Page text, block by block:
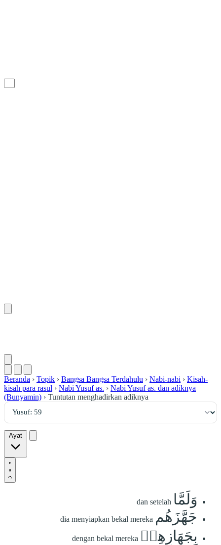
Beranda › Topik › Bangsa Bangsa Terdahulu › Nabi-nabi › Kisah-
kisah para rasul › Nabi Yusuf as. › Nabi Yusuf as. dan adiknya
(Bunyamin) › Tuntutan menghadirkan adiknya
Ayat
وَلَمَّا dan setelah
جَهَّزَهُم dia menyiapkan bekal mereka
بِجَهَازِهِمۡ dengan bekal mereka